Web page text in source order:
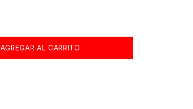
AGREGAR AL CARRITO